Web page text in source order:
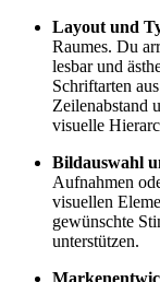
Layout und
Raumes. Du
lesbar und
Schriftarten
Zeilenabstand
visuelle
Bildauswahl
Aufnahmen
visuellen
gewünschte
unterstützen.